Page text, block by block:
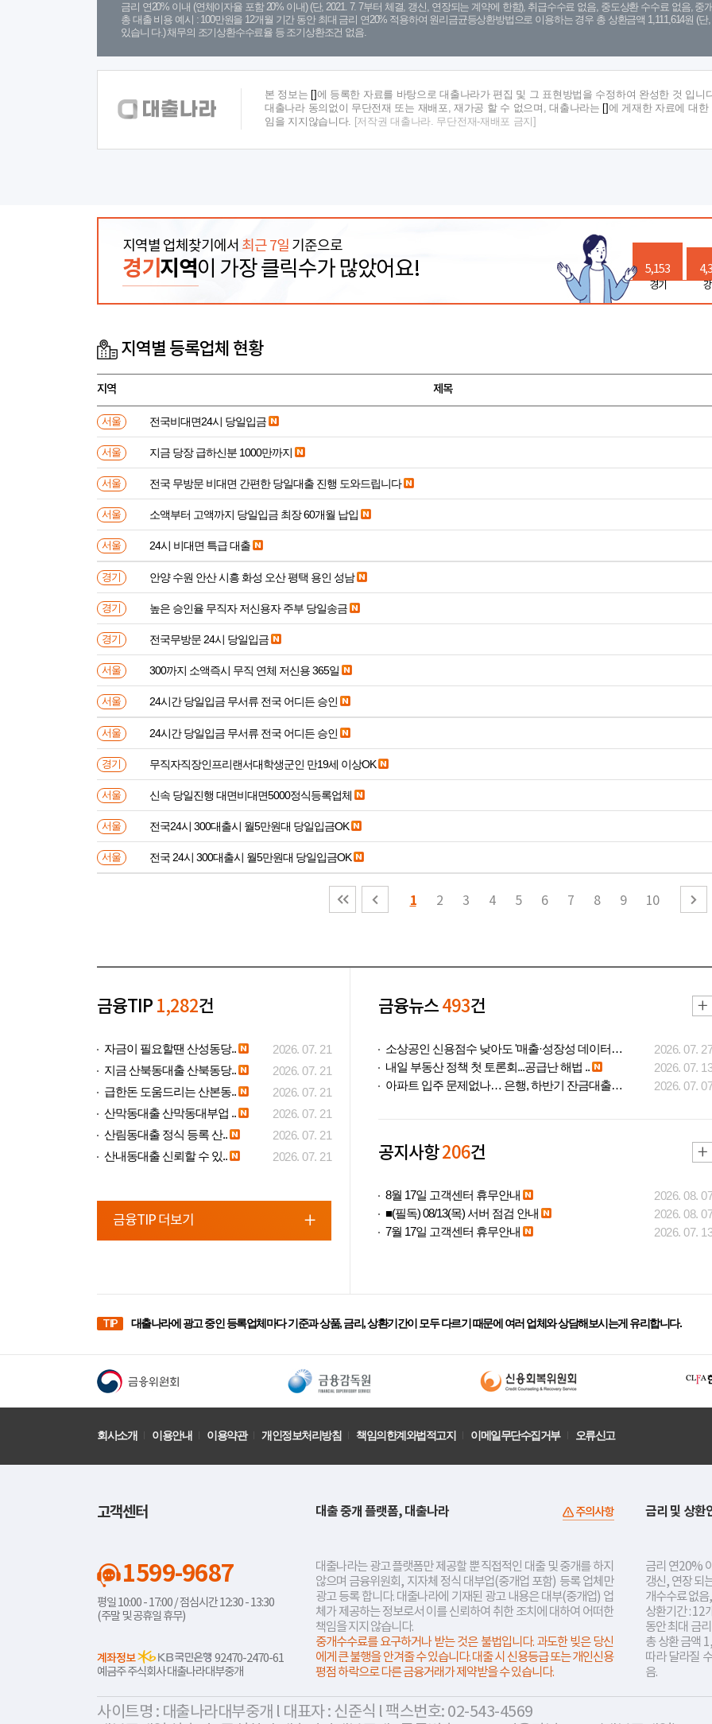
금리 연20% 이내 (연체이자율 포함 20% 이내) (단, 2021. 7. 7부터 체결, 갱신, 연장되는 계약에 한함), 취급수수료 없음, 중도상환 수수료 없음,
총 대출 비용 예시 : 100만원을 12개월 기간 동안 최대 금리 연20% 적용하여 원리금균등상환방법으로 이용하는 경우 총 상환금액 1,111,614원 (
있습니 다.) 채무의 조기상환수수료율 등 조기상환조건 없음.
본 정보는
에 등록한 자료를 바탕으로 대출나라가 편집 및 그 표현방법을 수정하여 완성한 것 입니
대출나라 동의없이 무단전재 또는 재배포, 재가공 할 수 없으며, 대출나라는
에 게재한 자료에 대
임을 지지않습니다.
[저작권 대출나라. 무단전재-재배포 금지]
지역별 업체찾기에서 최근 7일 기준으로
경기 지역이 가장 클릭수가 많았어요! 5,153
경기
지역별 등록업체 현황
지역 제목
서울 전국비대면24시 당일입금
서울 지금 당장 급하신분 1000만까지
서울 전국 무방문 비대면 간편한 당일대출 진행 도와드립니다
서울 소액부터 고액까지 당일입금 최장 60개월 납입
서울 24시 비대면 특급 대출
경기 안양 수원 안산 시흥 화성 오산 평택 용인 성남
경기 높은 승인율 무직자 저신용자 주부 당일송금
경기 전국무방문 24시 당일입금
서울 300까지 소액즉시 무직 연체 저신용 365일
서울 24시간 당일입금 무서류 전국 어디든 승인
서울 24시간 당일입금 무서류 전국 어디든 승인
경기 무직자직장인프리랜서대학생군인 만19세 이상OK
서울 신속 당일진행 대면비대면5000정식등록업체
서울 전국24시 300대출시 월5만원대 당일입금OK
서울 전국 24시 300대출시 월5만원대 당일입금OK
1 2 3 4 5 6 7 8 9 10
금융TIP 1,282건
자금이 필요할땐 산성동당..
2026. 07. 21
지금 산북동대출 산북동당..
2026. 07. 21
급한돈 도움드리는 산본동..
2026. 07. 21
산막동대출 산막동대부업 ..
2026. 07. 21
산림동대출 정식 등록 산..
2026. 07. 21
산내동대출 신뢰할 수 있..
2026. 07. 21
금융TIP 더보기
금융뉴스493건
소상공인 신용점수 낮아도 '매출·성장성 데이터..
2026. 07. 27
내일 부동산 정책 첫 토론회...공급난 해법 ..
2026. 07. 13
아파트 입주 문제없나… 은행, 하반기 잔금대출..
2026. 07. 07
공지사항206건
8월 17일 고객센터 휴무안내
2026. 08. 07
■(필독) 08/13(목) 서버 점검 안내
2026. 08. 07
7월 17일 고객센터 휴무안내
2026. 07. 13
TIP 대출나라에 광고 중인 등록업체마다 기준과 상품, 금리, 상환기간이 모두 다르기 때문에 여러 업체와 상담해보시는게 유리합니다.
회사소개 이용안내 이용약관 개인정보처리방침 책임의한계와법적고지 이메일무단수집거부 오류신고
고객센터
1599-9687
평일 10:00 - 17:00 / 점심시간 12:30 - 13:30
(주말 및 공휴일 휴무)
계좌정보
92470-2470-61
예금주 주식회사 대출나라대부중개
대출 중개 플랫폼, 대출나라 주의사항
대출나라는 광고 플랫폼만 제공할 뿐 직접적인 대출 및 중개를 하지
않으며 금융위원회, 지자체 정식 대부업(중개업 포함) 등록 업체만
광고 등록 합니다. 대출나라에 기재된 광고 내용은 대부(중개업) 업
체가 제공하는 정보로서 이를 신뢰하여 취한 조치에 대하여 어떠한
책임을 지지 않습니다.
중개수수료를 요구하거나 받는 것은 불법입니다. 과도한 빚은 당신
에게 큰 불행을 안겨줄 수 있습니다. 대출 시 신용등급 또는 개인신용
평점 하락으로 다른 금융거래가 제약받을 수 있습니다.
금리 및 상환
금리 연20%
갱신, 연장 되
개수수료 없음
상환기간 : 12
동안 최대 금
총 상환 금액
따라 달라질
음.
사이트명 : 대출나라대부중개 l 대표자 : 신준식 l 팩스번호: 02-543-4569